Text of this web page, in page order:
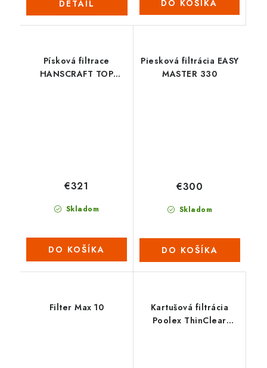
DETAIL DO KOŠÍKA
Písková filtrace
HANSCRAFT TOP
Skladom
€321
DO KOŠÍKA
Piesková filtrácia EASY
MASTER 330
Skladom
€300
DO KOŠÍKA
Filter Max 10
Kartušová filtrácia
Poolex ThinClear